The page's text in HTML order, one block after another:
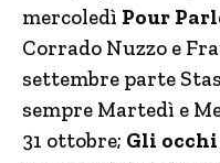
mercoledì Pour
Corrado Nuzzo e
settembre parte
sempre Martedì e
31 ottobre; Gli